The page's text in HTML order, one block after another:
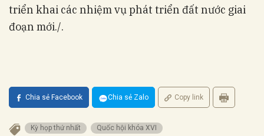
triển khai các nhiệm vụ phát triển đất nước giai
đoạn mới./.
Chia sẻ Facebook Chia sẻ Zalo Copy link
Kỳ họp thứ nhất Quốc hội khóa XVI